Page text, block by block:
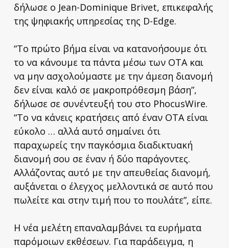
δήλωσε ο Jean-Dominique Brivet, επικεφαλής
της ψηφιακής υπηρεσίας της D-Edge.
“Το πρώτο βήμα είναι να κατανοήσουμε ότι
το να κάνουμε τα πάντα μέσω των OTA και
να μην ασχολούμαστε με την άμεση διανομή
δεν είναι καλό σε μακροπρόθεσμη βάση”,
δήλωσε σε συνέντευξή του στο PhocusWire.
“Το να κάνεις κρατήσεις από έναν OTA είναι
εύκολο … αλλά αυτό σημαίνει ότι
παραχωρείς την παγκόσμια διαδικτυακή
διανομή σου σε έναν ή δύο παράγοντες.
Αλλάζοντας αυτό με την απευθείας διανομή,
αυξάνεται ο έλεγχος μελλοντικά σε αυτό που
πωλείτε και στην τιμή που το πουλάτε”, είπε.
Η νέα μελέτη επαναλαμβάνει τα ευρήματα
παρόμοιων εκθέσεων. Για παράδειγμα, η